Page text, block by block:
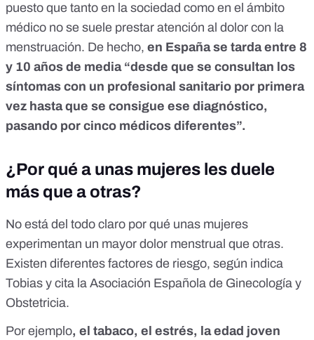
puesto que tanto en la sociedad como en el ámbito
médico no se suele prestar atención al dolor con la
menstruación. De hecho, en España se tarda entre 8
y 10 años de media “desde que se consultan los
síntomas con un profesional sanitario por primera
vez hasta que se consigue ese diagnóstico,
pasando por cinco médicos diferentes”.
¿Por qué a unas mujeres les duele
más que a otras?
No está del todo claro por qué unas mujeres
experimentan un mayor dolor menstrual que otras.
Existen diferentes factores de riesgo, según indica
Tobias y cita la Asociación Española de Ginecología y
Obstetricia.
Por ejemplo, el tabaco, el estrés, la edad joven